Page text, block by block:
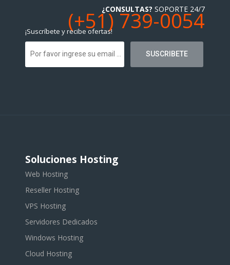
¿CONSULTAS? SOPORTE 24/7
(+51) 739-0054
¡Suscríbete y recibe ofertas!
Soluciones Hosting
Web Hosting
Reseller Hosting
VPS Hosting
Servidores Dedicados
Windows Hosting
Cloud Hosting